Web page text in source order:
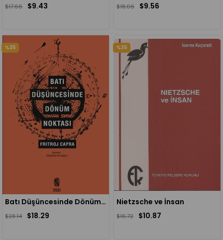
$9.43
$17.66
$9.56
$18.06
Batı Düşüncesinde Dönüm Noktası
$18.29
$28.14
%35
Nietzsche ve İnsan
$10.87
$16.72
%35